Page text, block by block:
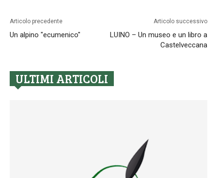
Articolo precedente
Un alpino "ecumenico"
Articolo successivo
LUINO – Un museo e un libro a
Castelveccana
ULTIMI ARTICOLI